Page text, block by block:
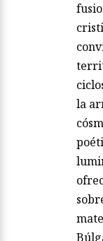
la